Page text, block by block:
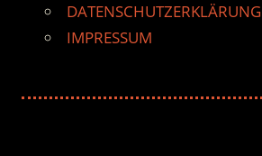
DATENSCHUTZERKLÄRUNG
IMPRESSUM